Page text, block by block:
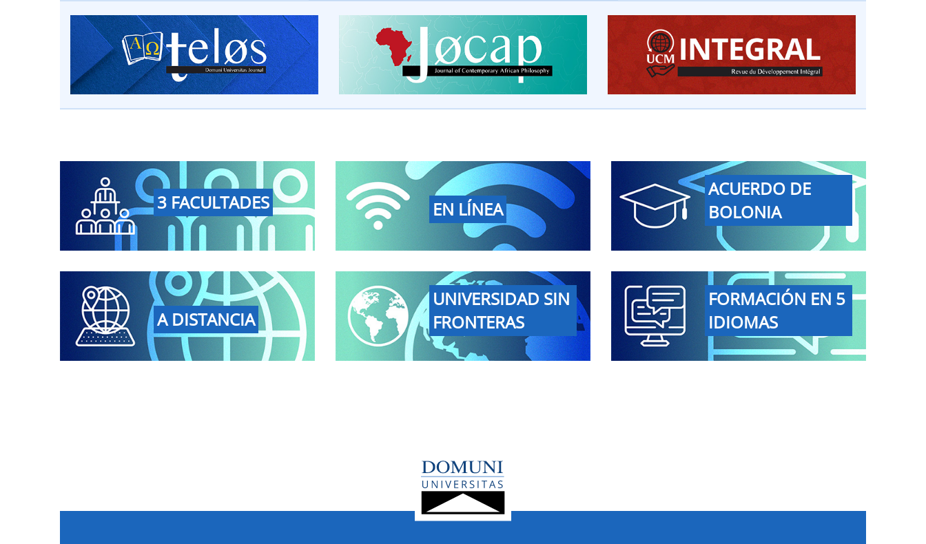
3 FACULTADES EN LÍNEA
ACUERDO DE
BOLONIA
A DISTANCIA
UNIVERSIDAD SIN
FRONTERAS
FORMACIÓN EN 5
IDIOMAS